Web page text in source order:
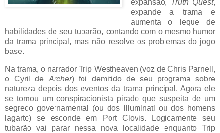
expansão, Truth Quest,
expande a trama e
aumenta o leque de
habilidades de seu tubarão, contando com o mesmo humor
da trama principal, mas não resolve os problemas do jogo
base.
Na trama, o narrador Trip Westheaven (voz de Chris Parnell,
o Cyril de Archer) foi demitido de seu programa sobre
natureza depois dos eventos da trama principal. Agora ele
se tornou um conspiracionista pirado que suspeita de um
segredo governamental (ou dos illuminati ou dos homens
lagarto) se esconde em Port Clovis. Logicamente seu
tubarão vai parar nessa nova localidade enquanto Trip